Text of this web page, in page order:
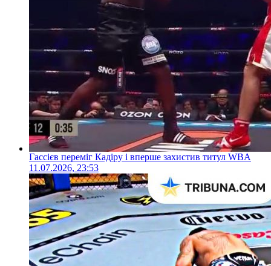
Гассієв переміг Кадіру і вперше захистив титул WBA
11.07.2026, 23:53